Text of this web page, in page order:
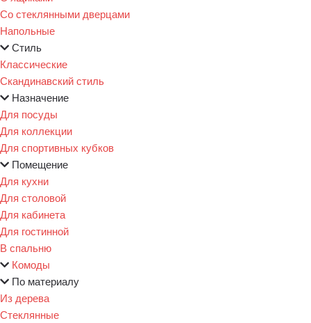
Со стеклянными дверцами
Напольные
Стиль
Классические
Скандинавский стиль
Назначение
Для посуды
Для коллекции
Для спортивных кубков
Помещение
Для кухни
Для столовой
Для кабинета
Для гостинной
В спальню
Комоды
По материалу
Из дерева
Стеклянные